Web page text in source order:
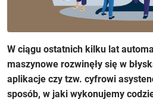
W ciągu ostatnich kilku lat
maszynowe rozwinęły się w
aplikacje czy tzw. cyfrowi
sposób, w jaki wykonujemy